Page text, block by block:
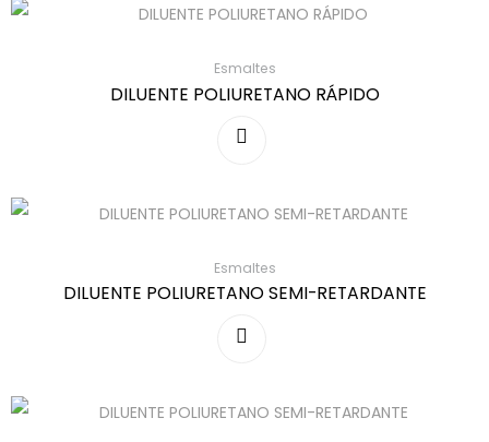
Esmaltes
DILUENTE POLIURETANO RÁPIDO
Esmaltes
DILUENTE POLIURETANO SEMI-RETARDANTE